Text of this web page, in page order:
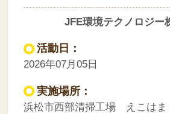
JFE環境テクノロジー
活動日：
2026年07月05日
実施場所：
浜松市西部清掃工場 えこはま